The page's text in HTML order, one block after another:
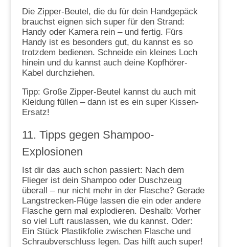
Die Zipper-Beutel, die du für dein Handgepäck
brauchst eignen sich super für den Strand:
Handy oder Kamera rein – und fertig. Fürs
Handy ist es besonders gut, du kannst es so
trotzdem bedienen. Schneide ein kleines Loch
hinein und du kannst auch deine Kopfhörer-
Kabel durchziehen.
Tipp: Große Zipper-Beutel kannst du auch mit
Kleidung füllen – dann ist es ein super Kissen-
Ersatz!
11. Tipps gegen Shampoo-
Explosionen
Ist dir das auch schon passiert: Nach dem
Flieger ist dein Shampoo oder Duschzeug
überall – nur nicht mehr in der Flasche? Gerade
Langstrecken-Flüge lassen die ein oder andere
Flasche gern mal explodieren. Deshalb: Vorher
so viel Luft rauslassen, wie du kannst. Oder:
Ein Stück Plastikfolie zwischen Flasche und
Schraubverschluss legen. Das hilft auch super!